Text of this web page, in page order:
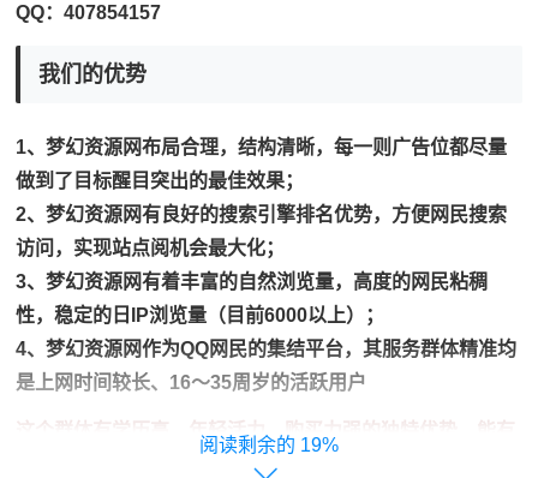
QQ：407854157
我们的优势
1、梦幻资源网布局合理，结构清晰，每一则广告位都尽量
做到了目标醒目突出的最佳效果；
2、梦幻资源网有良好的搜索引擎排名优势，方便网民搜索
访问，实现站点阅机会最大化；
3、梦幻资源网有着丰富的自然浏览量，高度的网民粘稠
性，稳定的日IP浏览量（目前6000以上）；
4、梦幻资源网作为QQ网民的集结平台，其服务群体精准均
是上网时间较长、16～35周岁的活跃用户
这个群体有学历高、年轻活力、购买力强的独特优势，能有
效地捕捉为最有可能的潜在用户
19%